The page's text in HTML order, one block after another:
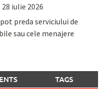
28 iulie 2026
preda serviciului de
sau cele menajere
TAGS